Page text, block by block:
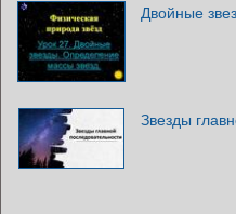
Двойные
Звезды